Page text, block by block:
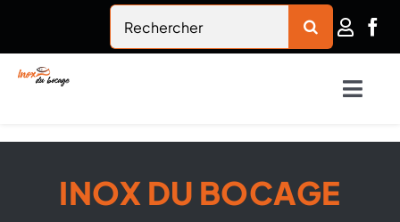
contenu
Rechercher:
Accueil
Inox du bocage
INOX DU BOCAGE